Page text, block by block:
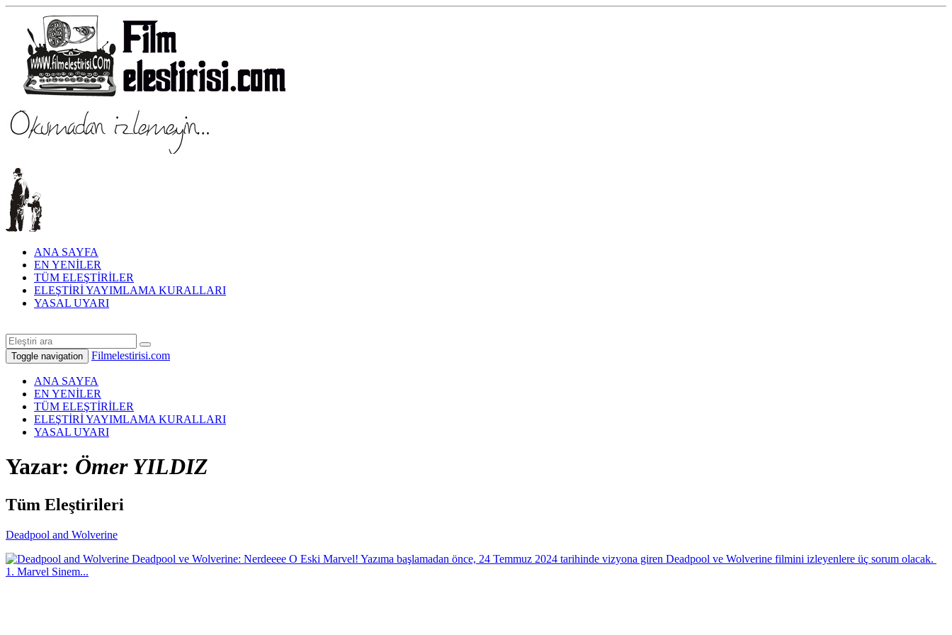
ANA SAYFA
EN YENİLER
TÜM ELEŞTİRİLER
ELEŞTİRİ YAYIMLAMA KURALLARI
YASAL UYARI
Toggle navigation Filmelestirisi.com
ANA SAYFA
EN YENİLER
TÜM ELEŞTİRİLER
ELEŞTİRİ YAYIMLAMA KURALLARI
YASAL UYARI
Yazar: Ömer YILDIZ
Tüm Eleştirileri
Deadpool and Wolverine
Deadpool ve Wolverine: Nerdeeee O Eski Marvel! Yazıma başlamadan önce, 24 Temmuz 2024 tarihinde vizyona giren Deadpool ve Wolverine filmini izleyenlere üç sorum olacak.
1. Marvel Sinem...